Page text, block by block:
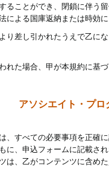
ることができ、閉鎖に伴う
による国庫返納または時効
り差し引かれたうえで乙に
れた場合、甲が本規約に基
アソシエイト・プ
、すべての必要事項を正確
に、申込フォームに記載さ
は、乙がコンテンツに含め